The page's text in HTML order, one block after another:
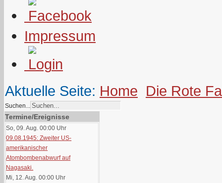
Impressum
Aktuelle Seite: Home Die Rote
Suchen...
Termine/Ereignisse
So, 09. Aug. 00:00 Uhr
09.08.1945: Zweiter US-
amerikanischer
Atombombenabwurf auf
Nagasaki.
Mi, 12. Aug. 00:00 Uhr